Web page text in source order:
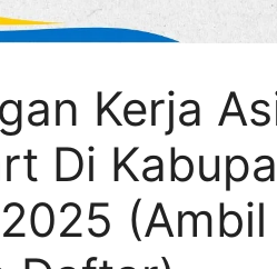
Kerja
Di